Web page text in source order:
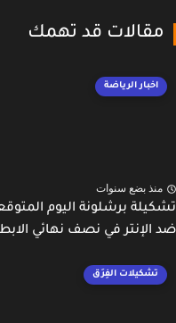
قد تهمك
اخبار الرياضة
بضع سنوات
برشلونة اليوم المتوقعة
في نصف نهائي الابطال
تشكيلات الفِرَق